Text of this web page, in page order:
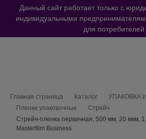
Данный сайт работает только с
индивидуальными
для потребителей
Навигационная цепочка
Главная страница Каталог
УПАКОВКА
Пленки упаковочные
Стрейч
Стрейч-пленка первичная, 500 мм, 20 мкм,
Masterfilm Business